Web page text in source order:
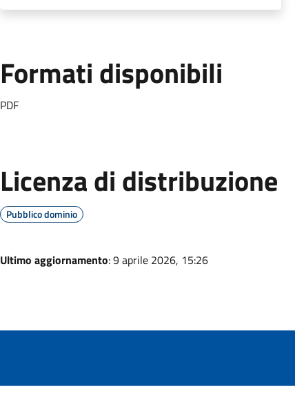
Formati disponibili
PDF
Licenza di distribuzione
Pubblico dominio
Ultimo aggiornamento: 9 aprile 2026, 15:26